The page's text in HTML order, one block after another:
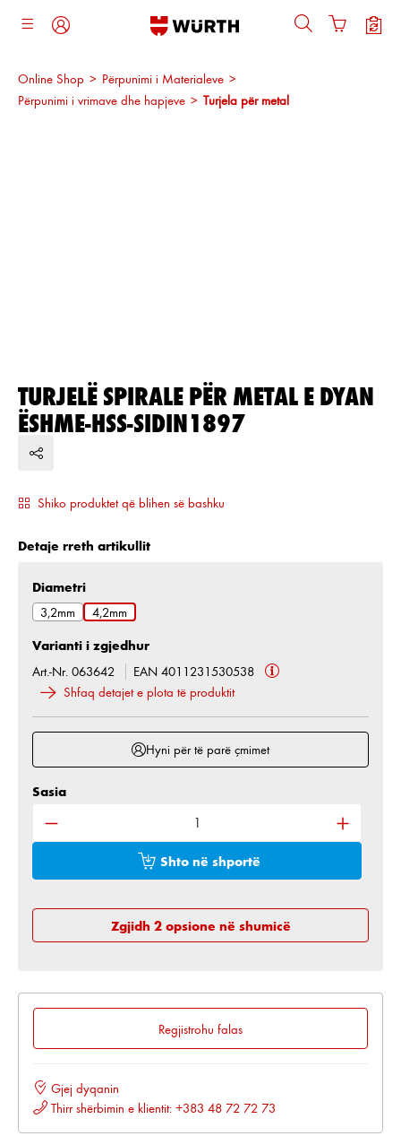
kryesore
Online Shop > Përpunimi i Materialeve >
Përpunimi i vrimave dhe hapjeve > Turjela për metal
TURJELË SPIRALE PËR METAL E DYAN
ËSHME-HSS-SIDIN1897
Shiko produktet që blihen së bashku
Detaje rreth artikullit
Zgjidh
Diametri
3,2mm
4,2mm
Varianti i zgjedhur
Art.-Nr. 063642
EAN 4011231530538
Shfaq detajet e plota të produktit
Hyni për të parë çmimet
Sasia e produktit: Shkruani sasinë e dëshiruar
Sasia
Shto në shportë
Zgjidh 2 opsione në shumicë
Regjistrohu falas
Gjej dyqanin
Thirr shërbimin e klientit: +383 48 72 72 73